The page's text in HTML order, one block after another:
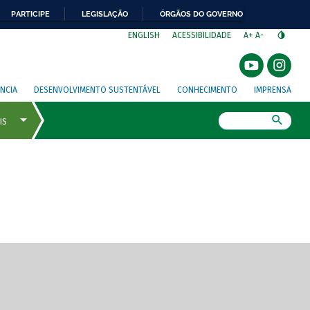
PARTICIPE LEGISLAÇÃO ÓRGÃOS DO GOVERNO
ENGLISH ACESSIBILIDADE A+ A-
DESENVOLVIMENTO SUSTENTÁVEL CONHECIMENTO IMPRENSA
de tela